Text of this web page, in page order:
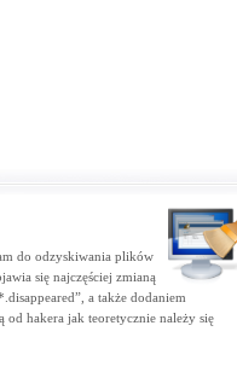
do odzyskiwania plików
się najczęściej zmianą
a także dodaniem
hakera jak teoretycznie należy się